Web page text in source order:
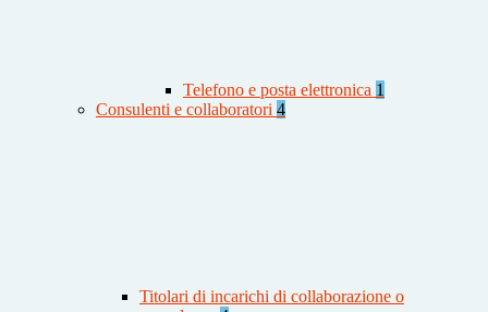
Telefono e posta elettronica 1
Consulenti e collaboratori 4
Titolari di incarichi di collaborazione o